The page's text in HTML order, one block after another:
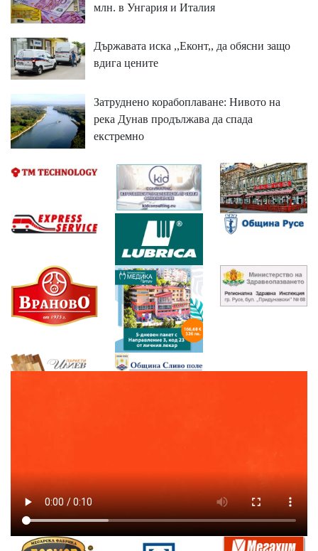
млн. в Унгария и Италия
Държавата иска ,,Еконт,, да обясни защо
вдига цените
Затруднено корабоплаване: Нивото на
река Дунав продължава да спада
екстремно